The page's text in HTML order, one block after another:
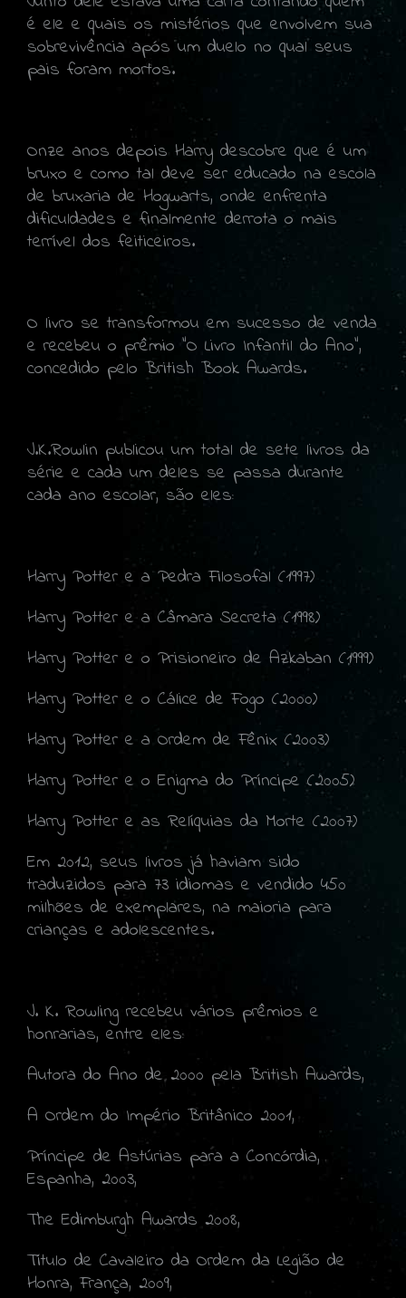
é ele e quais os mistérios que envolvem sua
sobrevivência após um duelo no qual seus
pais foram mortos.
Onze anos depois Harry descobre que é um
bruxo e como tal deve ser educado na escola
de bruxaria de Hogwarts, onde enfrenta
dificuldades e finalmente derrota o mais
terrível dos feiticeiros.
O livro se transformou em sucesso de venda
e recebeu o prêmio "O Livro Infantil do Ano",
concedido pelo British Book Awards.
J.K.Rowlin publicou um total de sete livros da
série e cada um deles se passa durante
cada ano escolar, são eles:
Harry Potter e a Pedra Filosofal (1997)
Harry Potter e a Câmara Secreta (1998)
Harry Potter e o Prisioneiro de Azkaban (1999)
Harry Potter e o Cálice de Fogo (2000)
Harry Potter e a Ordem de Fênix (2003)
Harry Potter e o Enigma do Príncipe (2005)
Harry Potter e as Relíquias da Morte (2007)
Em 2012, seus livros já haviam sido
traduzidos para 73 idiomas e vendido 450
milhões de exemplares, na maioria para
crianças e adolescentes.
J. K. Rowling recebeu vários prêmios e
honrarias, entre eles:
Autora do Ano de 2000 pela British Awards,
A Ordem do Império Britânico 2001,
Príncipe de Astúrias para a Concórdia,
Espanha, 2003,
The Edimburgh Awards 2008,
Título de Cavaleiro da Ordem da Legião de
Honra, França, 2009,